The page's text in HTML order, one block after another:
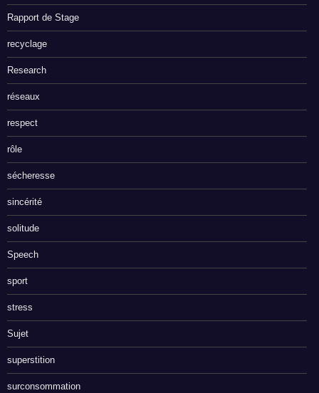
Rapport de Stage
recyclage
Research
réseaux
respect
rôle
sécheresse
sincérité
solitude
Speech
sport
stress
Sujet
superstition
surconsommation